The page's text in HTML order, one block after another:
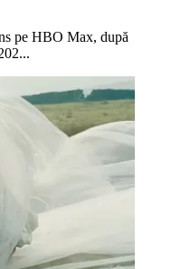
pe HBO Max, după